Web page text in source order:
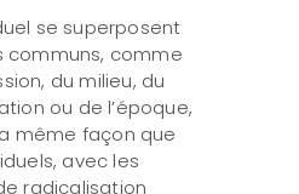
se superposent
communs, comme
du milieu, du
ou de l’époque,
même façon que
avec les
radicalisation